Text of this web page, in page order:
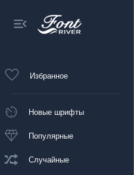
Избранное
Новые шрифты
Популярные
Случайные